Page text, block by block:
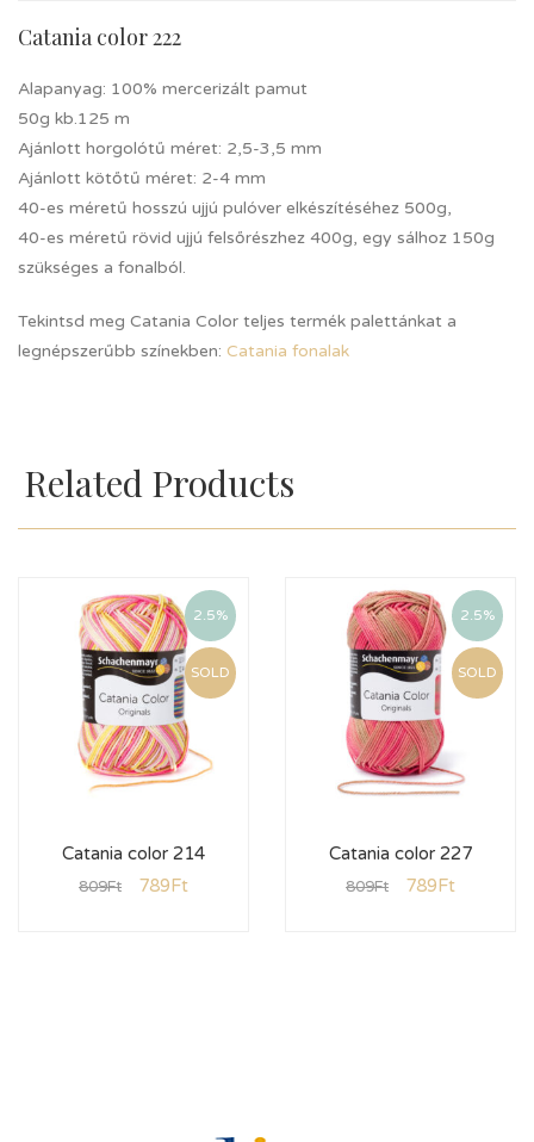
Catania color 222
Alapanyag: 100% mercerizált pamut
50g kb.125 m
Ajánlott horgolótű méret: 2,5-3,5 mm
Ajánlott kötőtű méret: 2-4 mm
40-es méretű hosszú ujjú pulóver elkészítéséhez 500g,
40-es méretű rövid ujjú felsőrészhez 400g, egy sálhoz 150g
szükséges a fonalból.
Tekintsd meg Catania Color teljes termék palettánkat a
legnépszerűbb színekben: Catania fonalak
Related Products
2.5%
SOLD
Catania color 214
809Ft 789Ft
2.5%
SOLD
Catania color 227
809Ft 789Ft